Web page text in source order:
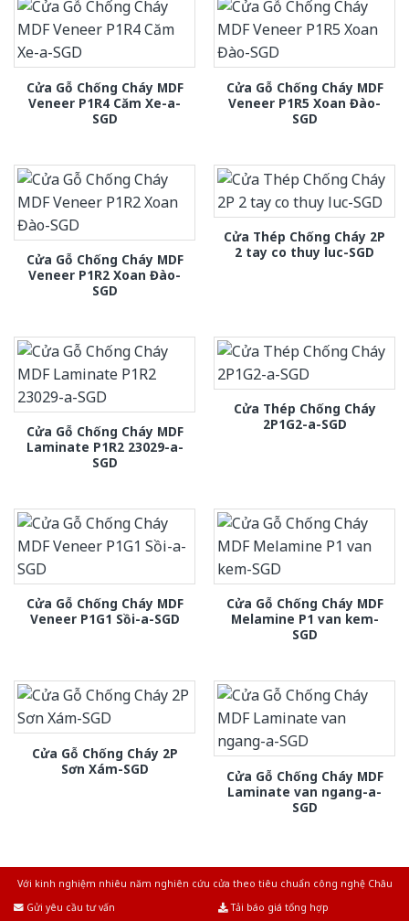
Cửa Gỗ Chống Cháy MDF
Veneer P1R4 Căm Xe-a-
SGD
Cửa Gỗ Chống Cháy MDF
Veneer P1R5 Xoan Đào-
SGD
Cửa Gỗ Chống Cháy MDF
Veneer P1R2 Xoan Đào-
SGD
Cửa Thép Chống Cháy 2P
2 tay co thuy luc-SGD
Cửa Gỗ Chống Cháy MDF
Laminate P1R2 23029-a-
SGD
Cửa Thép Chống Cháy
2P1G2-a-SGD
Cửa Gỗ Chống Cháy MDF
Veneer P1G1 Sồi-a-SGD
Cửa Gỗ Chống Cháy MDF
Melamine P1 van kem-
SGD
Cửa Gỗ Chống Cháy 2P
Sơn Xám-SGD
Cửa Gỗ Chống Cháy MDF
Laminate van ngang-a-
SGD
Với kinh nghiệm nhiêu năm nghiên cứu cửa theo tiêu chuẩn công nghệ Châu
Gửi yêu cầu tư vấn
Tải báo giá tổng hợp